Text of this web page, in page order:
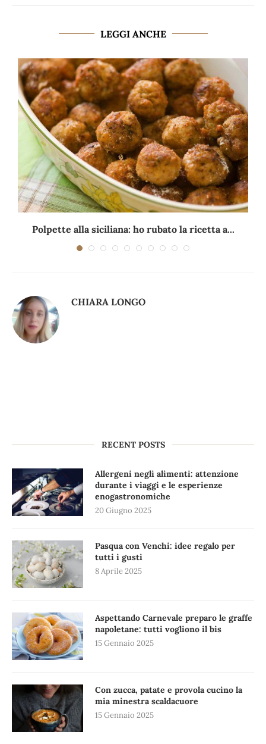
LEGGI ANCHE
Polpette alla siciliana: ho rubato la ricetta a...
CHIARA LONGO
RECENT POSTS
Allergeni negli alimenti: attenzione
durante i viaggi e le esperienze
enogastronomiche
20 Giugno 2025
Pasqua con Venchi: idee regalo per
tutti i gusti
8 Aprile 2025
Aspettando Carnevale preparo le graffe
napoletane: tutti vogliono il bis
15 Gennaio 2025
Con zucca, patate e provola cucino la
mia minestra scaldacuore
15 Gennaio 2025